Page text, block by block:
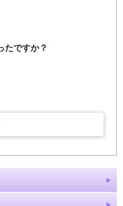
たですか？